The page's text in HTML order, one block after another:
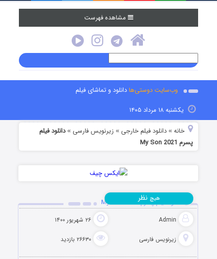
مشاهده فهرست
وب‌سایت دوستی‌هادانلود و تماشای فیلم
یکشنبه ۱۸ مرداد ۱۴۰۵
خانه »دانلود فیلم خارجی » زیرنویس فارسی »دانلود فیلم
پسرم My Son 2021
دانلود فیلم پسرم My Son 2021
Admin ۲۶ شهریور ۱۴۰۰
زیرنویس فارسی ۲۶۶۳۰ بازدید
هیچ نظر